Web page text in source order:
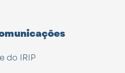
do IRIP